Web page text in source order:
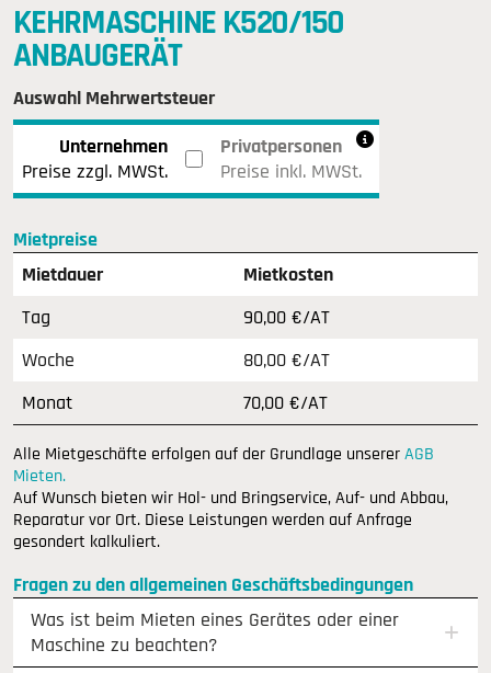
KEHRMASCHINE K520/150
ANBAUGERÄT
Auswahl Mehrwertsteuer
Unternehmen
Preise zzgl. MWSt.
Privatpersonen
Preise inkl. MWSt.
Mietpreise
Mietdauer
Mietkosten
Tag
90,00 €/AT
Woche
80,00 €/AT
Monat
70,00 €/AT
Alle Mietgeschäfte erfolgen auf der Grundlage unserer AGB
Mieten.
Auf Wunsch bieten wir Hol- und Bringservice, Auf- und Abbau,
Reparatur vor Ort. Diese Leistungen werden auf Anfrage
gesondert kalkuliert.
Fragen zu den allgemeinen Geschäftsbedingungen
Was ist beim Mieten eines Gerätes oder einer
Maschine zu beachten?